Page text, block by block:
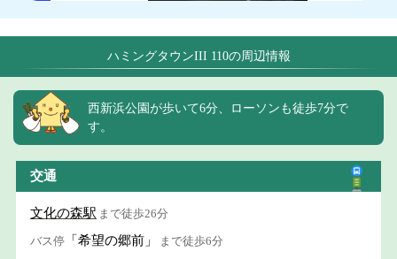
ハミングタウンIII 110の周辺情報
西新浜公園が歩いて6分、ローソンも徒歩7分で
す。
交通
文化の森駅 まで徒歩26分
バス停 「希望の郷前」 まで徒歩6分